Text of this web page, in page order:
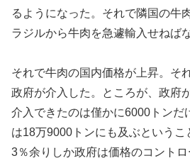
るようになった。それで隣国の牛
ラジルから牛肉を急遽輸入せねば
それで牛肉の国内価格が上昇。そ
政府が介入した。ところが、政府
介入できたのは僅かに6000トンだ
は18万9000トンにも及ぶという
3％余りしか政府は価格のコント